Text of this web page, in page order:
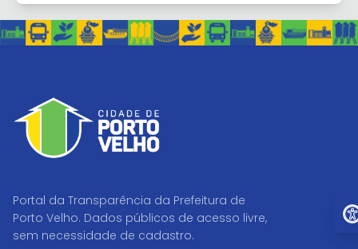
Portal da Transparência da Prefeitura de
Porto Velho. Dados públicos de acesso livre,
sem necessidade de cadastro.
Ir